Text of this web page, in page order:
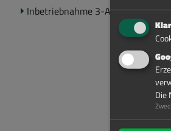
In­be­trieb­nah­me 3-​Achs-
Die